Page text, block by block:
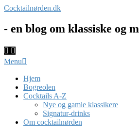
Skip
content
Cocktailnørden.dk
- en blog om klassiske og
Primary
Menu
Menu
Hjem
Bogreolen
Cocktails A-Z
Nye og gamle klassikere
Signatur-drinks
Om cocktailnørden